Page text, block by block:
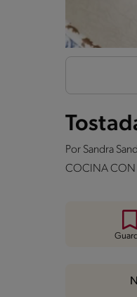
Por Sandra
COCINA CON